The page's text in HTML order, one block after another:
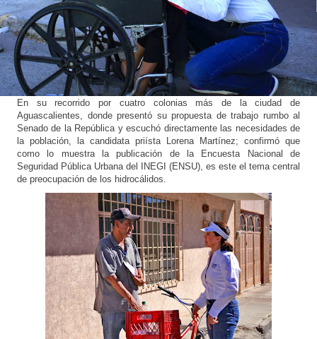
En su recorrido por cuatro colonias más de la ciudad de
Aguascalientes, donde presentó su propuesta de trabajo rumbo al
Senado de la República y escuchó directamente las necesidades de
la población, la candidata priísta Lorena Martínez; confirmó que
como lo muestra la publicación de la Encuesta Nacional de
Seguridad Pública Urbana del INEGI (ENSU), es este el tema central
de preocupación de los hidrocálidos.